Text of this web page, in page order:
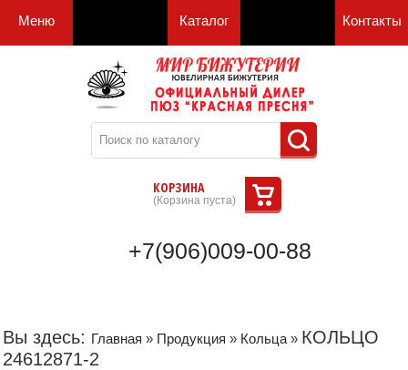
Меню Каталог Контакты
КОРЗИНА
(Корзина пуста)
+7(906)009-00-88
Вы здесь: Главная » Продукция » Кольца » КОЛЬЦО
24612871-2